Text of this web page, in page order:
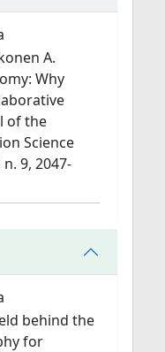
A.
Why
of the
Science
9, 2047-
behind the
for